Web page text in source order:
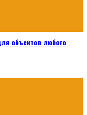
объектов любого